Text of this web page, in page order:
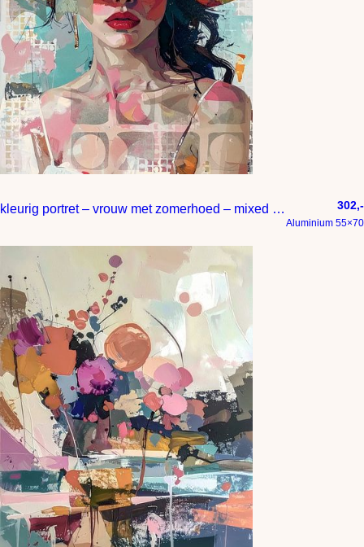
kleurig portret – vrouw met zomerhoed – mixed media 302,-
Aluminium 55×70